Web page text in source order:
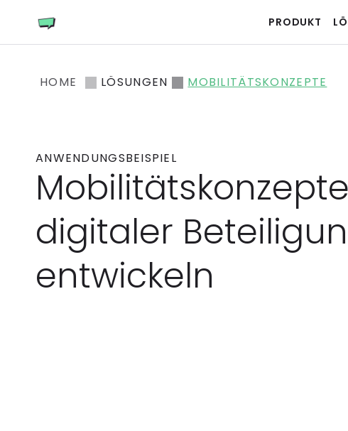
PRODUKT
HOME LÖSUNGEN MOBILITÄTSKONZEPTE
ANWENDUNGSBEISPIEL
digitaler
entwickeln